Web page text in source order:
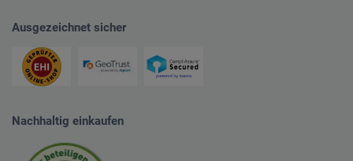
Ausgezeichnet sicher
Nachhaltig einkaufen